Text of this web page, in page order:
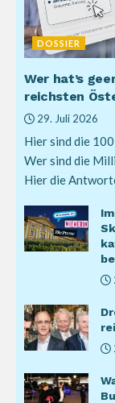
DOSSIER
Wer hat’s
reichsten
29. Juli 2026
Hier sind die
Wer sind die
Hier die